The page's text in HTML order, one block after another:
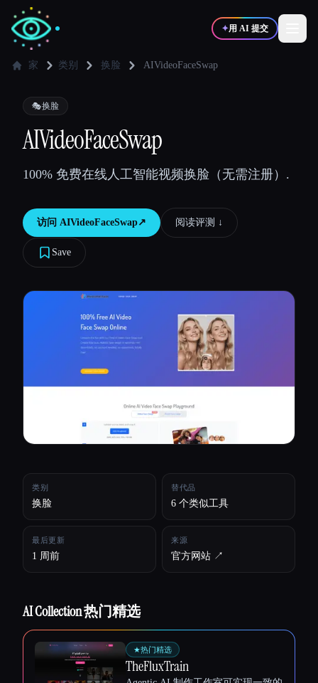
✦用 AI 提交
✍️写作者
💻
Esc
家 类别 换脸 AIVideoFaceSwap
🎭换脸
AIVideoFaceSwap
100% 免费在线人工智能视频换脸（无需注册）.
访问 AIVideoFaceSwap↗︎ 阅读评测 ↓︎
Save
类别
换脸
替代品
6 个类似工具
最后更新
1 周前
来源
官方网站 ↗︎
AI Collection 热门精选
★热门精选
TheFluxTrain